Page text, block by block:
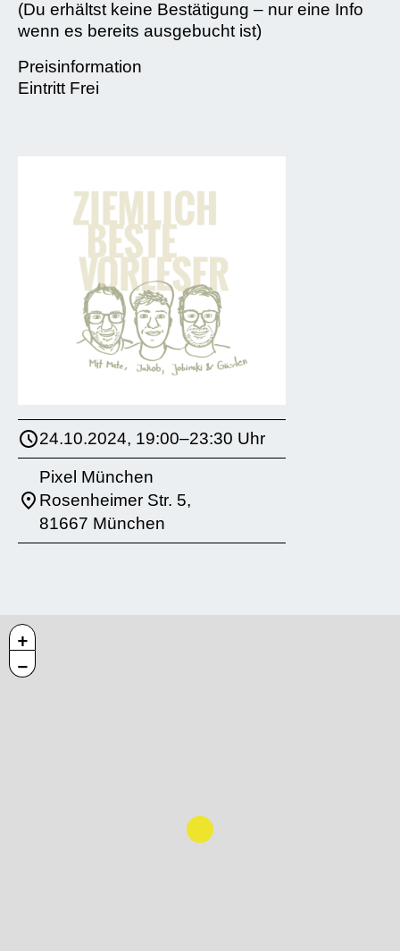
(Du erhältst keine Bestätigung – nur eine Info
wenn es bereits ausgebucht ist)
Preisinformation
Eintritt Frei
24.10.2024, 19:00–23:30 Uhr
Pixel München
Rosenheimer Str. 5,
81667 München
+
−